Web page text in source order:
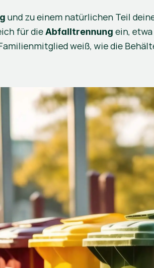
und zu einem natürlichen Teil
für die Abfalltrennung ein,
weiß, wie die